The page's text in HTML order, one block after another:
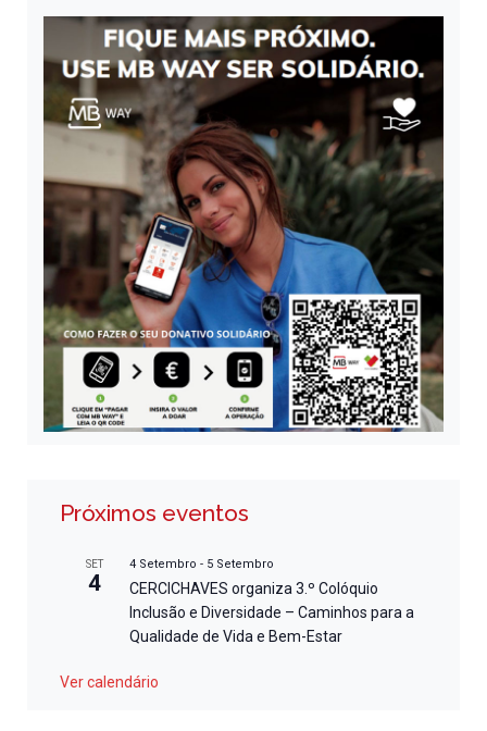
Próximos eventos
SET
4
4 Setembro - 5 Setembro
CERCICHAVES organiza 3.º Colóquio
Inclusão e Diversidade – Caminhos para a
Qualidade de Vida e Bem-Estar
Ver calendário